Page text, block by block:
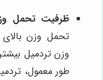
ظرفیت تحمل
تحمل وزن
وزن تردمیل
طور معمول،